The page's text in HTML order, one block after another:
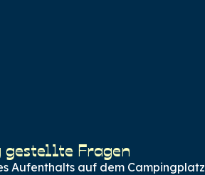
Fragen
Aufenthalts auf dem